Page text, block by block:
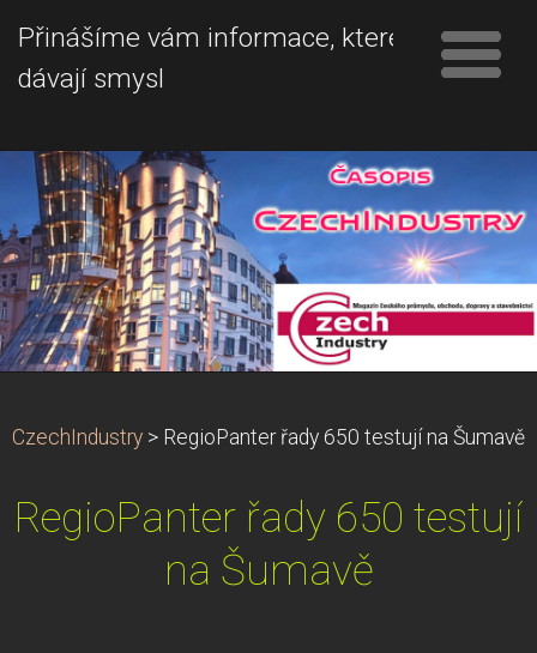
Přinášíme vám informace, které
dávají smysl
CzechIndustry > RegioPanter řady 650 testují na Šumavě
RegioPanter řady 650 testují
na Šumavě